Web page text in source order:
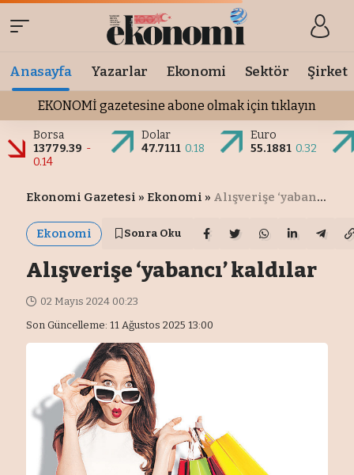
Anasayfa Yazarlar Ekonomi Sektör Şirket
EKONOMİ gazetesine abone olmak için tıklayın
Borsa
13779.39 -
0.14
Dolar
47.7111 0.18
Euro
55.1881 0.32
Ekonomi Gazetesi » Ekonomi » Alışverişe ‘yabancı’ kaldılar
Ekonomi Sonra Oku
Alışverişe ‘yabancı’ kaldılar
Son Güncelleme: 11 Ağustos 2025 13:00
02 Mayıs 2024 00:23